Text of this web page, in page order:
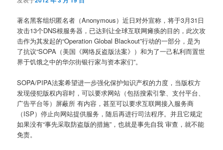
著名黑客组织匿名者（Anonymous）近日对外宣称，将于3月31日
攻击13个DNS根服务器，已达到让全球互联网瘫痪的目的，此次攻
击作为其发起的“Operation Global Blackout”行动的一部分，是为
了抗议“SOPA（美国《网络反盗版法案》）和为了一己私利而置世
界于饥饿之中的华尔街银行家与资本家们”。
SOPA/PIPA法案希望进一步强化保护知识产权的力度，当版权方
发现侵犯版权内容时，可以要求网站（包括搜索引擎、支付平台、
广告平台等）屏蔽所 有内容，甚至可以要求互联网接入服务商
（ISP）停止向网站提供服务，随后再进行司法程序。并且它规定
如果没有“事先采取防盗版的措施”，也就是事先自我 审查，就不能
免责。